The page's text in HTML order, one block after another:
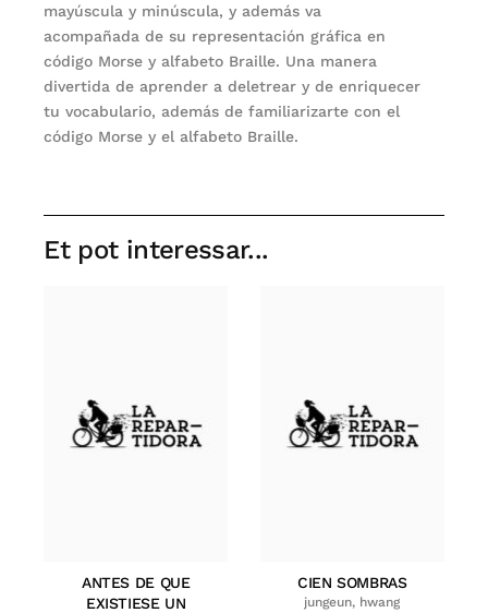
mayúscula y minúscula, y además va
acompañada de su representación gráfica en
código Morse y alfabeto Braille. Una manera
divertida de aprender a deletrear y de enriquecer
tu vocabulario, además de familiarizarte con el
código Morse y el alfabeto Braille.
Et pot interessar...
ANTES DE QUE
EXISTIESE UN
CIEN SOMBRAS
jungeun, hwang